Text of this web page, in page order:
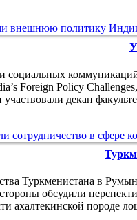
социальных
Foreign Policy
участвовали декан
Туркменистана в
обсудили
ахалтекинской породе